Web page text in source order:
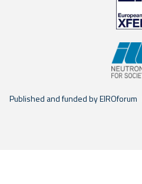
Published and funded by EIROforum